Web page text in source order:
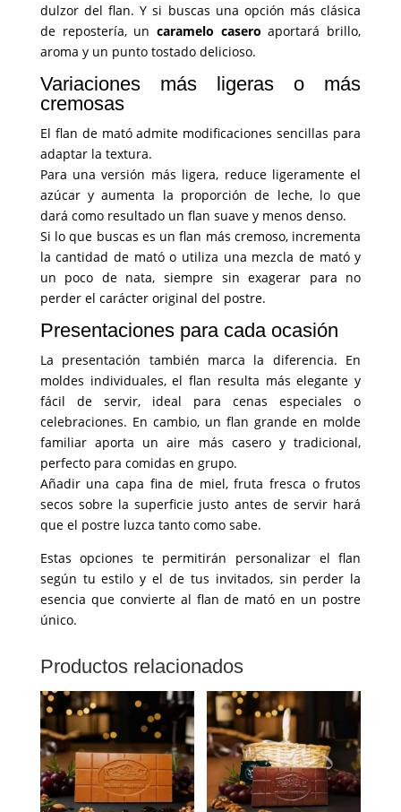
dulzor del flan. Y si buscas una opción más clásica
de repostería, un caramelo casero aportará brillo,
aroma y un punto tostado delicioso.
Variaciones más ligeras o más
cremosas
El flan de mató admite modificaciones sencillas para
adaptar la textura.
Para una versión más ligera, reduce ligeramente el
azúcar y aumenta la proporción de leche, lo que
dará como resultado un flan suave y menos denso.
Si lo que buscas es un flan más cremoso, incrementa
la cantidad de mató o utiliza una mezcla de mató y
un poco de nata, siempre sin exagerar para no
perder el carácter original del postre.
Presentaciones para cada ocasión
La presentación también marca la diferencia. En
moldes individuales, el flan resulta más elegante y
fácil de servir, ideal para cenas especiales o
celebraciones. En cambio, un flan grande en molde
familiar aporta un aire más casero y tradicional,
perfecto para comidas en grupo.
Añadir una capa fina de miel, fruta fresca o frutos
secos sobre la superficie justo antes de servir hará
que el postre luzca tanto como sabe.
Estas opciones te permitirán personalizar el flan
según tu estilo y el de tus invitados, sin perder la
esencia que convierte al flan de mató en un postre
único.
Productos relacionados